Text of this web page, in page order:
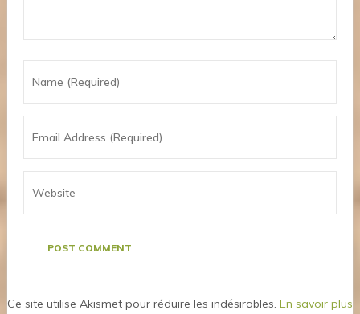
Ce site utilise Akismet pour réduire les indésirables. En savoir plus